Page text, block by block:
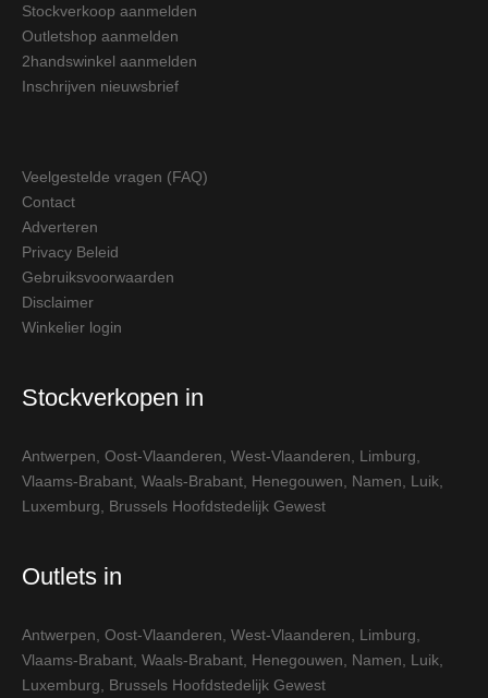
Stockverkoop aanmelden
Outletshop aanmelden
2handswinkel aanmelden
Inschrijven nieuwsbrief
Veelgestelde vragen (FAQ)
Contact
Adverteren
Privacy Beleid
Gebruiksvoorwaarden
Disclaimer
Winkelier login
Stockverkopen in
Antwerpen Oost-Vlaanderen West-Vlaanderen Limburg
Vlaams-Brabant Waals-Brabant Henegouwen Namen Luik
Luxemburg
Brussels Hoofdstedelijk Gewest
Outlets in
Antwerpen Oost-Vlaanderen West-Vlaanderen Limburg
Vlaams-Brabant Waals-Brabant Henegouwen Namen Luik
Luxemburg
Brussels Hoofdstedelijk Gewest